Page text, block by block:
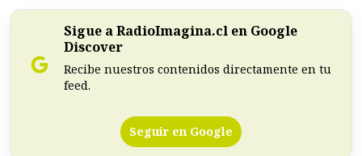
Sigue a RadioImagina.cl en Google
Discover
Recibe nuestros contenidos directamente en tu
feed.
Seguir en Google